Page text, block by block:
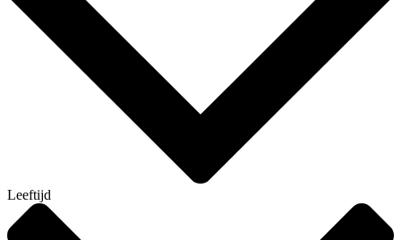
Leeftijd